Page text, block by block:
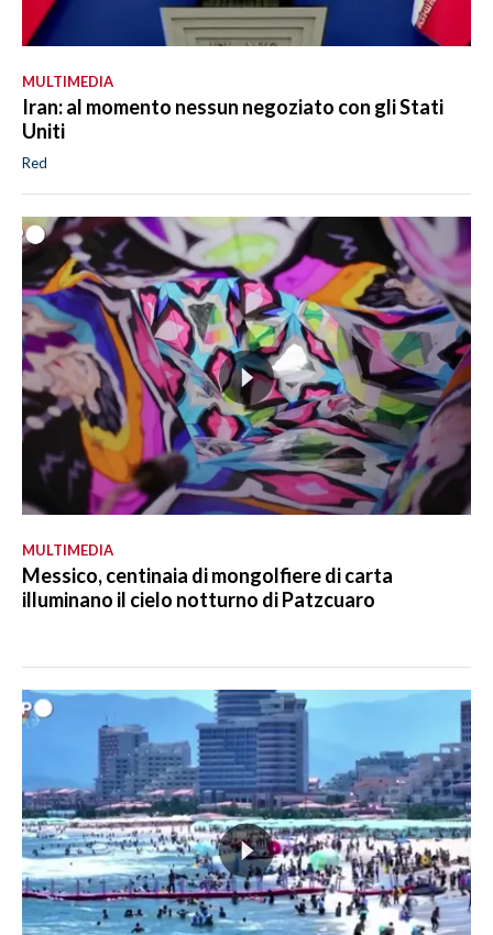
MULTIMEDIA
Iran: al momento nessun negoziato con gli Stati
Uniti
Red
MULTIMEDIA
Messico, centinaia di mongolfiere di carta
illuminano il cielo notturno di Patzcuaro